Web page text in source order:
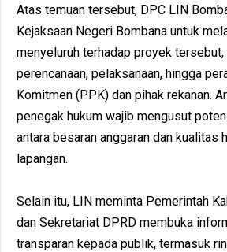
Atas temuan tersebut, DPC LIN
Kejaksaan Negeri Bombana untuk
menyeluruh terhadap proyek
perencanaan, pelaksanaan, hingga
Komitmen (PPK) dan pihak rekanan.
penegak hukum wajib mengusut
antara besaran anggaran dan kualitas
lapangan.
Selain itu, LIN meminta Pemerintah
dan Sekretariat DPRD membuka
transparan kepada publik, termasuk